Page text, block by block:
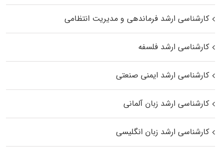
کارشناسی ارشد فرماندهی و مدیریت انتظامی
کارشناسی ارشد فلسفه
کارشناسی ارشد ایمنی صنعتی
کارشناسی ارشد زبان آلمانی
کارشناسی ارشد زبان انگلیسی